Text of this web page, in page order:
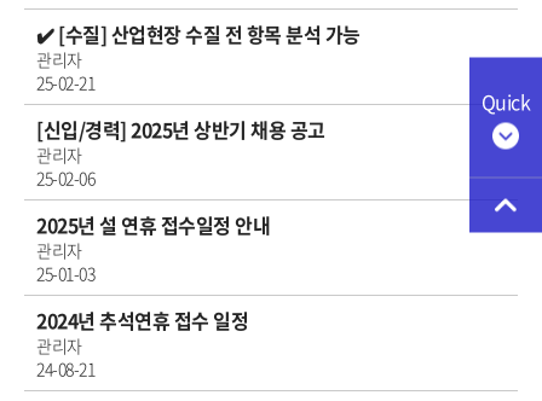
Quick
✔️ [수질] 산업현장 수질 전 항목 분석 가능
관리자
25-02-21
[신입/경력] 2025년 상반기 채용 공고
관리자
25-02-06
2025년 설 연휴 접수일정 안내
관리자
25-01-03
2024년 추석연휴 접수 일정
관리자
24-08-21